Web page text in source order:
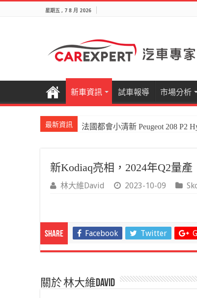
星期五 , 7 8 月 2026
新車資訊 試車報導 市場分析
最新資訊 法國都會小清新 Peugeot 208 P2
新Kodiaq亮相，2024年Q2量產
林大維David 2023-10-09
Share Facebook Twitter
關於 林大維David